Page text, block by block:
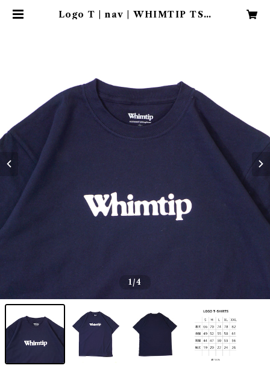
Logo T | nav | WHIMTIP TSU
1/4